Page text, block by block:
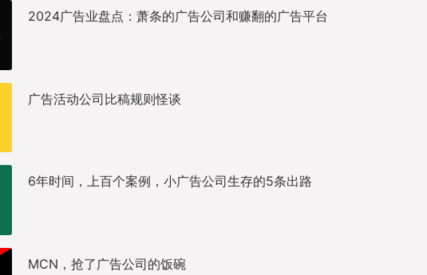
2024广告业盘点：萧条的广告公司和赚翻的广告平台
广告活动公司比稿规则怪谈
6年时间，上百个案例，小广告公司生存的5条出路
MCN，抢了广告公司的饭碗